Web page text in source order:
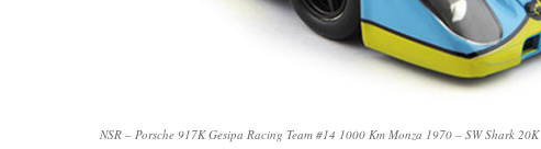
NSR – Porsche 917K Gesipa Racing Team #14 1000 Km Monza 1970 – SW Shark 20K